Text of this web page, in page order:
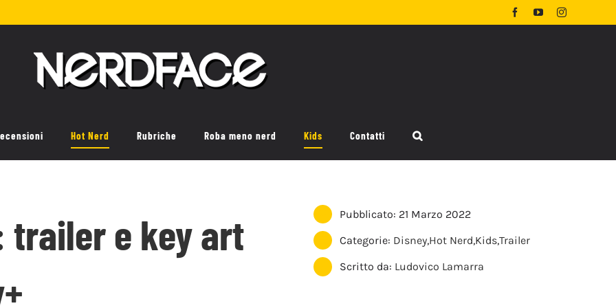
FacebookYouTubeInstagram
Hot Nerd Rubriche Roba meno nerd Kids Contatti
trailer e key art
Pubblicato: 21 Marzo 2022
Categorie: Disney,Hot Nerd,Kids,Trailer
Scritto da: Ludovico Lamarra